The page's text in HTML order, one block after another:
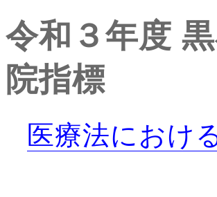
令和３年度
院指標
医療法におけ